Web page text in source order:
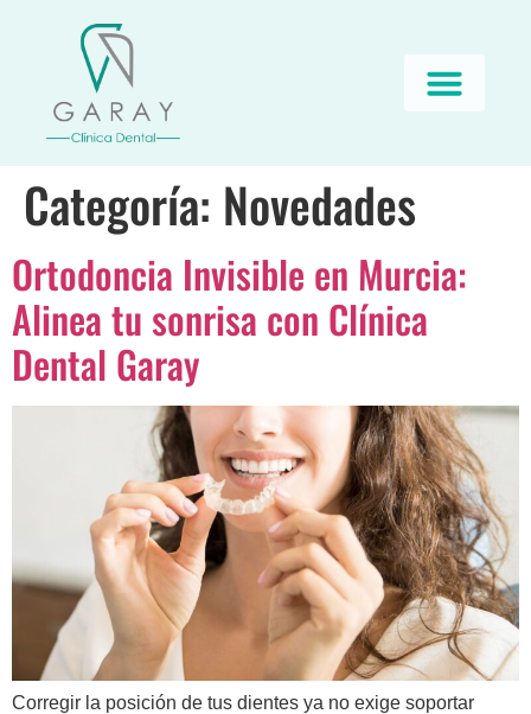
Categoría: Novedades
Ortodoncia Invisible en Murcia:
Alinea tu sonrisa con Clínica
Dental Garay
Corregir la posición de tus dientes ya no exige soportar